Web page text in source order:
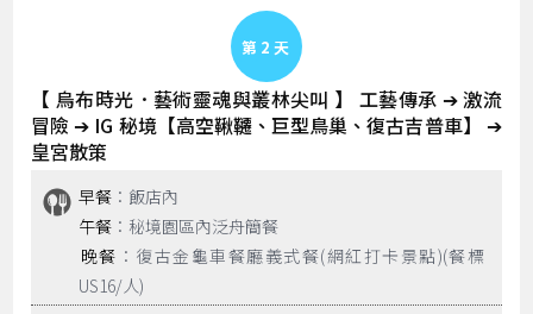
Day 2
【 烏布時光．藝術靈魂與叢林尖叫 】 工藝傳承 ➔ 激流
冒險 ➔ IG 秘境【高空鞦韆、巨型鳥巢、復古吉普車】 ➔
皇宮散策
早餐 ：飯店內
午餐 ：秘境園區內泛舟簡餐
晚餐 ：復古金龜車餐廳義式餐(網紅打卡景點)(餐標
US16/人)